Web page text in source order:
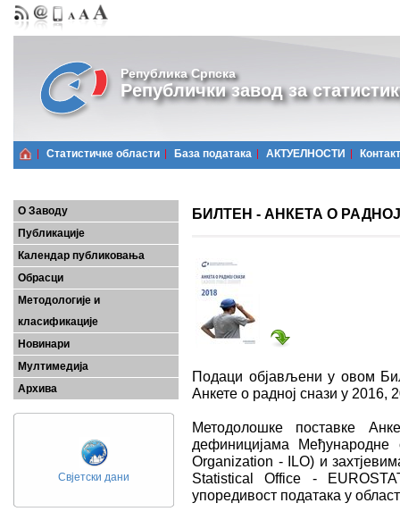
Република Српска
Републички завод за
Статистичке области Базa података АКТУЕЛНОСТИ Контакт
О Заводу
Публикације
Календар публиковања
Обрасци
Методологије и
класификације
Новинари
Мултимедија
Архива
Свјетски дани
БИЛТЕН - АНКЕТА О
Подаци објављени у овом
Анкете о радној снази у 2016,
Методолошке поставке
дефиницијама Међународне
Organization - ILO) и
Statistical Office -
упоредивост података у